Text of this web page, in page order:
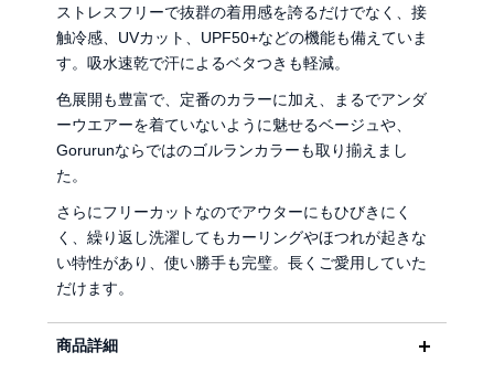
ストレスフリーで抜群の着用感を誇るだけでなく、接
触冷感、UVカット、UPF50+などの機能も備えていま
す。吸水速乾で汗によるベタつきも軽減。
色展開も豊富で、定番のカラーに加え、まるでアンダ
ーウエアーを着ていないように魅せるベージュや、
Gorurunならではのゴルランカラーも取り揃えまし
た。
さらにフリーカットなのでアウターにもひびきにく
く、繰り返し洗濯してもカーリングやほつれが起きな
い特性があり、使い勝手も完璧。長くご愛用していた
だけます。
商品詳細